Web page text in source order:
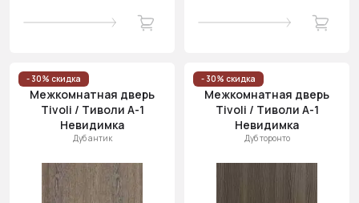
- 30% скидка
Межкомнатная дверь
Tivoli / Тиволи А-1
Невидимка
Дуб антик
- 30% скидка
Межкомнатная дверь
Tivoli / Тиволи А-1
Невидимка
Дуб торонто